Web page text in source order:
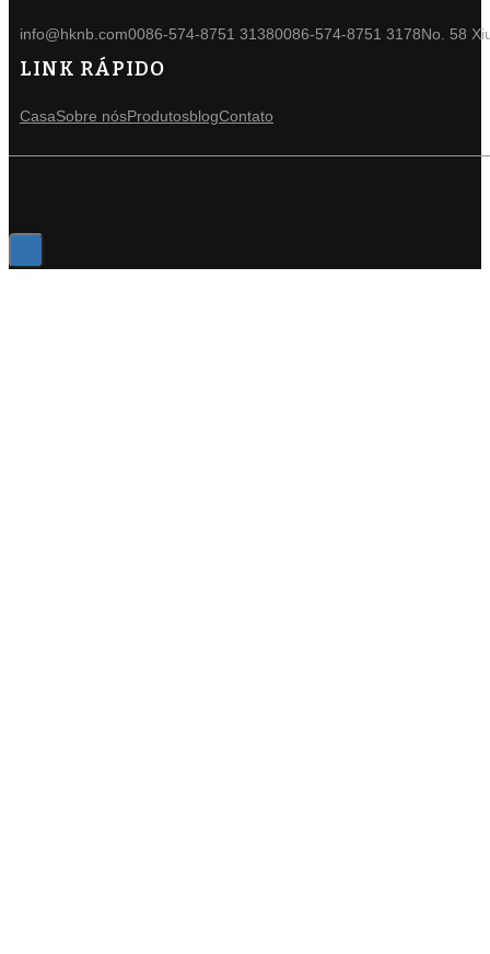
info@hknb.com0086-574-8751 31380086-574-8751 3178No. 58
LINK RÁPIDO
CasaSobre nósProdutosblogContato